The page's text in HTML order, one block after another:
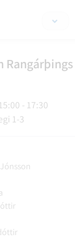
- 17:30
1-3